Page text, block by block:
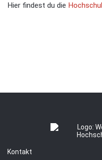
Hier findest du die
Kontakt